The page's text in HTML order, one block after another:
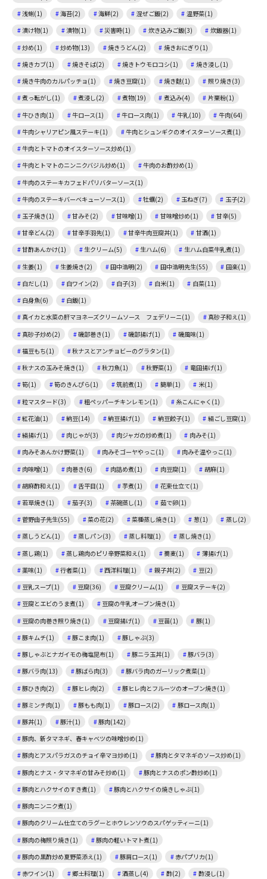
浅蜊(1)
海苔(2) 海鮮(2) 混ぜご飯(2)
温野菜(1)
漬け物(1)
漬物(1) 災害時(1) 炊き込みご飯(3)
炊飯器(1)
炒め(1)
炒め物(13) 焼きうどん(2)
焼きおにぎり(1)
焼きカブ(1)
焼きそば(2) 焼きトウモロコシ(1)
焼き浸し(1)
焼き牛肉のカルパッチョ(1)
焼き豆腐(1) 焼き麩(1)
照り焼き(3)
煮っ転がし(1)
煮浸し(2) 煮物(19) 煮込み(4)
片栗粉(1)
牛ひき肉(1)
牛ロース(1) 牛ロース肉(1) 牛乳(10)
牛肉(64)
牛肉シャリアピン風ステーキ(1)
牛肉とシュンギクのオイスターソース煮(1)
牛肉とトマトのオイスターソース炒め(1)
牛肉とトマトのニンニクバジル炒め(1)
牛肉のお酢炒め(1)
牛肉のステーキカフェドパリバターソース(1)
牛肉のステーキバーベキューソース(1)
牡蠣(2) 玉ねぎ(7)
玉子(2)
玉子焼き(1)
甘みそ(2) 甘味噌(1) 甘味噌炒め(1)
甘辛(5)
甘辛どん(2)
甘辛手羽先(1) 甘辛牛肉豆腐丼(1)
甘酒(1)
甘酢あんかけ(1)
生クリーム(5) 生ハム(6)
生ハム白菜牛乳煮(1)
生姜(1)
生姜焼き(2) 田中浩明(2) 田中浩明先生(55)
田楽(1)
白だし(1)
白ワイン(2) 白子(3) 白米(1)
白菜(11)
白身魚(6)
白飯(1)
真イカと水菜の肝マヨネーズクリームソース フェデリーニ(1)
真砂子和え(1)
真砂子炒め(2)
磯部巻き(1) 磯部揚げ(1)
磯風味(1)
福豆もち(1)
秋ナスとアンチョビーのグラタン(1)
秋ナスの玉みそ焼き(1)
秋刀魚(1) 秋野菜(1)
竜田揚げ(1)
筍(1)
筍のきんぴら(1) 筑前煮(1) 簡単(1)
米(1)
粒マスタード(3)
粗ペッパーチキンレモン(1)
糸こんにゃく(1)
紅花油(1)
納豆(14) 納豆揚げ(1) 納豆餃子(1)
絹ごし豆腐(1)
絹揚げ(1)
肉じゃが(3) 肉ジャガの炒め煮(1)
肉みそ(1)
肉みそあんかけ野菜(1)
肉みそゴーヤやっこ(1)
肉みそ温やっこ(1)
肉味噌(1)
肉巻き(6) 肉詰め煮(1) 肉豆腐(1)
胡麻(1)
胡麻酢和え(1)
舌平目(1) 芋煮(1)
花束仕立て(1)
若草焼き(1)
茄子(3) 茶碗蒸し(1)
茹で卵(1)
菅野由子先生(55)
菜の花(2) 菜種蒸し焼き(1) 葱(1)
蒸し(2)
蒸しうどん(1)
蒸しパン(3) 蒸し料理(1)
蒸し焼き(1)
蒸し鶏(1)
蒸し鶏肉のピリ辛野菜和え(1) 蕎麦(1)
薄揚げ(1)
薬味(1)
行者菜(1) 西洋料理(1) 親子丼(2)
豆(2)
豆乳スープ(1)
豆腐(36) 豆腐クリーム(1)
豆腐ステーキ(2)
豆腐とエビのうま煮(1)
豆腐の牛乳オーブン焼き(1)
豆腐の肉巻き照り焼き(1)
豆腐揚げ(1) 豆苗(1)
豚(1)
豚キムチ(1)
豚こま肉(1)
豚しゃぶ(3)
豚しゃぶとナガイモの梅塩昆布(1)
豚ニラ玉丼(1)
豚バラ(3)
豚バラ肉(13)
豚ばら肉(3)
豚バラ肉のガーリック煮菜(1)
豚ひき肉(2)
豚ヒレ肉(2)
豚ヒレ肉とフルーツのオーブン焼き(1)
豚ミンチ肉(1)
豚もも肉(1) 豚ロース(2)
豚ロース肉(1)
豚丼(1)
豚汁(1)
豚肉(142)
豚肉、新タマネギ、春キャベツの味噌炒め(1)
豚肉とアスパラガスのチョイ辛マヨ炒め(1)
豚肉とタマネギのソース炒め(1)
豚肉とナス・タマネギの甘みそ炒め(1)
豚肉とナスのポン酢炒め(1)
豚肉とハクサイのすき煮(1)
豚肉とハクサイの焼きしゃぶ(1)
豚肉ニンニク煮(1)
豚肉のクリーム仕立てのラグーとホウレンソウのスパゲッティーニ(1)
豚肉の梅照り焼き(1)
豚肉の軽いトマト煮(1)
豚肉の黒酢炒め夏野菜添え(1)
豚肩ロース(1)
赤パプリカ(1)
赤ワイン(1)
郷土料理(1) 酒蒸し(4) 酢(2)
酢浸し(1)